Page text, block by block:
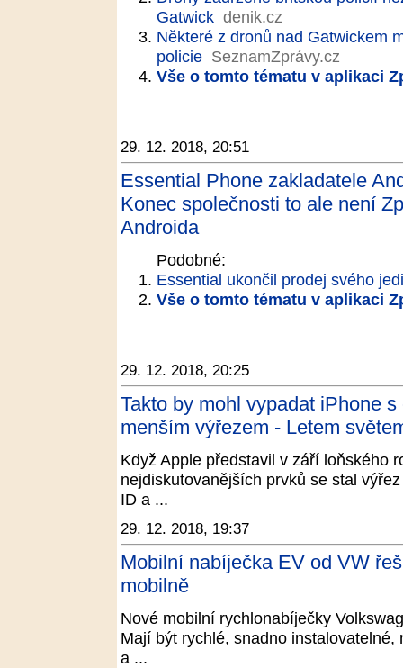
Gatwick denik.cz
Některé z dronů nad Gatwickem
policie SeznamZprávy.cz
Vše o tomto tématu v aplikaci
29. 12. 2018, 20:51
Essential Phone zakladatele
Konec společnosti to ale není
Androida
Podobné:
Essential ukončil prodej svého
Vše o tomto tématu v aplikaci
29. 12. 2018, 20:25
Takto by mohl vypadat iPhone
menším výřezem - Letem
Když Apple představil v září loňského
nejdiskutovanějších prvků se stal
ID a ...
29. 12. 2018, 19:37
Mobilní nabíječka EV od VW
mobilně
Nové mobilní rychlonabíječky
Mají být rychlé, snadno
a ...